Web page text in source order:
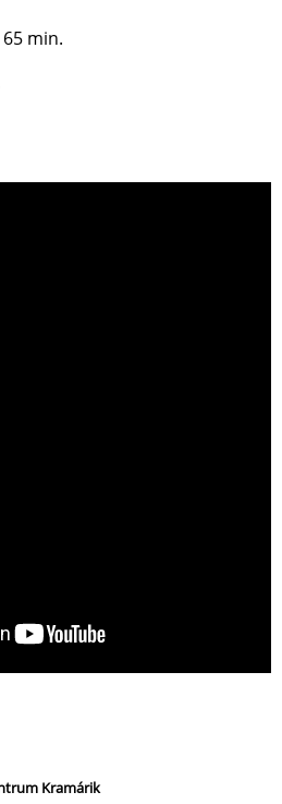
65 min.
Kramárik